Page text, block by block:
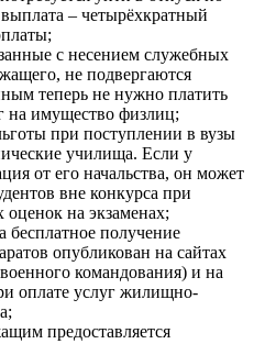
– четырёхкратный
с несением служебных
не подвергаются
теперь не нужно платить
на имущество физлиц;
при поступлении в вузы
училища. Если у
от его начальства, он может
вне конкурса при
на экзаменах;
получение
опубликован на сайтах
командования) и на
оплате услуг жилищно-
предоставляется